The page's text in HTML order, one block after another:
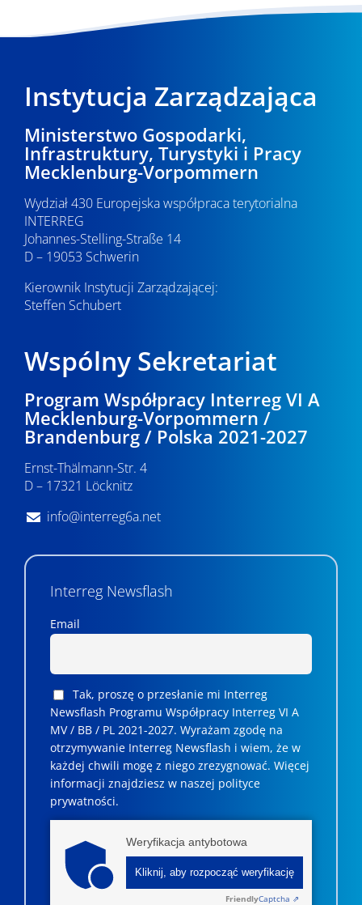
Instytucja Zarządzająca
Ministerstwo Gospodarki,
Infrastruktury, Turystyki i Pracy
Mecklenburg-Vorpommern
Wydział 430 Europejska współpraca terytorialna
INTERREG
Johannes-Stelling-Straße 14
D – 19053 Schwerin
Kierownik Instytucji Zarządzającej:
Steffen Schubert
Wspólny Sekretariat
Program Współpracy Interreg VI A
Mecklenburg-Vorpommern /
Brandenburg / Polska 2021-2027
Ernst-Thälmann-Str. 4
D – 17321 Löcknitz
info@interreg6a.net
Interreg Newsflash
Email
Tak, proszę o przesłanie mi Interreg
Newsflash Programu Współpracy Interreg VI A
MV / BB / PL 2021-2027. Wyrażam zgodę na
otrzymywanie Interreg Newsflash i wiem, że w
każdej chwili mogę z niego zrezygnować. ­­Więcej
informacji znajdziesz w naszej polityce
prywatności.
Weryfikacja antybotowa
Kliknij, aby rozpocząć weryfikację
FriendlyCaptcha ⇗